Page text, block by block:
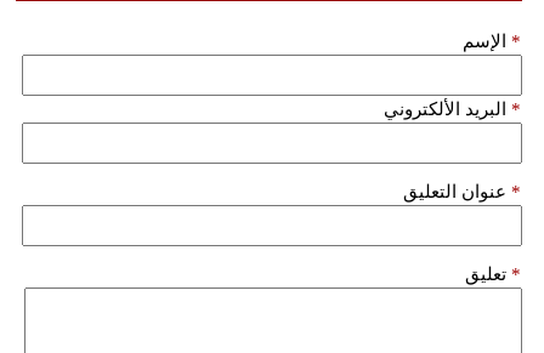
الإسم *
البريد الألكتروني *
عنوان التعليق *
تعليق *